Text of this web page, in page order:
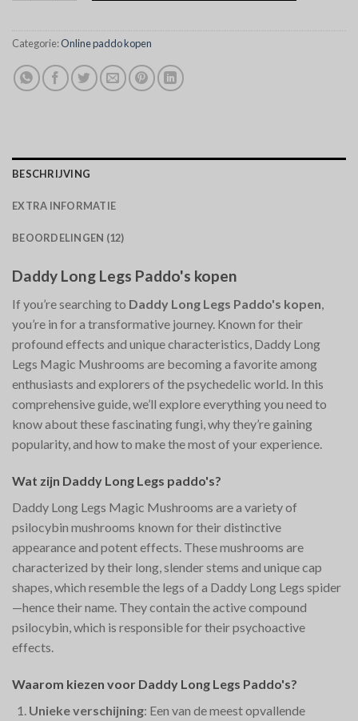
Categorie:Online paddo kopen
BESCHRIJVING
EXTRA INFORMATIE
BEOORDELINGEN (12)
Daddy Long Legs Paddo's kopen
If you’re searching to Daddy Long Legs Paddo's kopen,
you’re in for a transformative journey. Known for their
profound effects and unique characteristics, Daddy Long
Legs Magic Mushrooms are becoming a favorite among
enthusiasts and explorers of the psychedelic world. In this
comprehensive guide, we’ll explore everything you need to
know about these fascinating fungi, why they’re gaining
popularity, and how to make the most of your experience.
Wat zijn Daddy Long Legs paddo's?
Daddy Long Legs Magic Mushrooms are a variety of
psilocybin mushrooms known for their distinctive
appearance and potent effects. These mushrooms are
characterized by their long, slender stems and unique cap
shapes, which resemble the legs of a Daddy Long Legs spider
—hence their name. They contain the active compound
psilocybin, which is responsible for their psychoactive
effects.
Waarom kiezen voor Daddy Long Legs Paddo's?
Unieke verschijning: Een van de meest opvallende